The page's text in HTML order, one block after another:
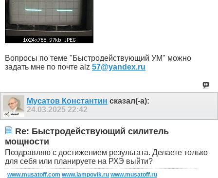
Вопросы по теме "Быстродействующий УМ" можно
задать мне по почте alz 57@yandex.ru
Мусатов Константин сказал(-а):
24.03.2025 22:42
Re: Быстродействующий силитель
мощности
Поздравляю с достижением результата. Делаете только
для себя или планируете на РХЭ выйти?
www.musatoff.com www.lampovik.ru www.musatoff.ru